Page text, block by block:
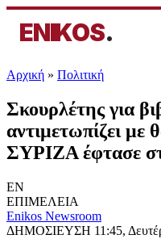
ENIKOS.
Αρχική » Πολιτική
Σκουρλέτης για
αντιμετωπίζει
ΣΥΡΙΖΑ έφτασε
EN
ΕΠΙΜΕΛΕΙΑ
Enikos Newsroom
ΔΗΜΟΣΙΕΥΣΗ 11:45,